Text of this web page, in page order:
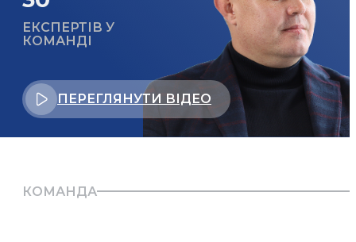
ЕКСПЕРТІВ У
КОМАНДІ
ПЕРЕГЛЯНУТИ ВІДЕО
КОМАНДА